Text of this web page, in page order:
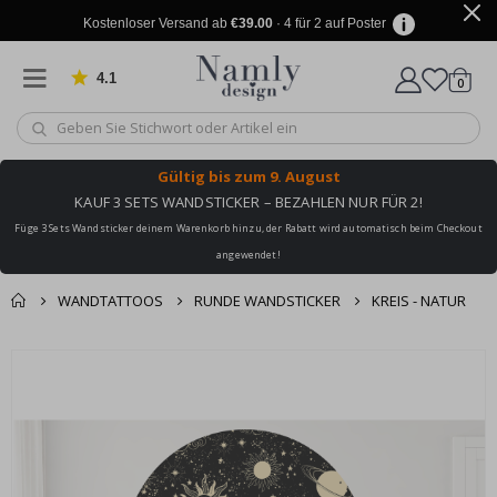
Kostenloser Versand ab €39.00· 4 für 2 auf Poster
4.1 von 1029 Bewertungen
Wagen
0
Gültig bis zum 9. August
KAUF 3 SETS WANDSTICKER – BEZAHLEN NUR FÜR 2!
Füge 3 Sets Wandsticker deinem Warenkorb hinzu, der Rabatt wird automatisch beim Checkout
angewendet!
WANDTATTOOS RUNDE WANDSTICKER KREIS - NATUR